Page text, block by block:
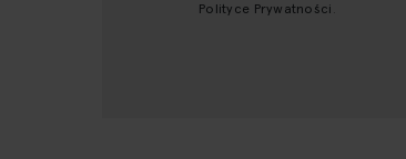
Polityce Prywatności